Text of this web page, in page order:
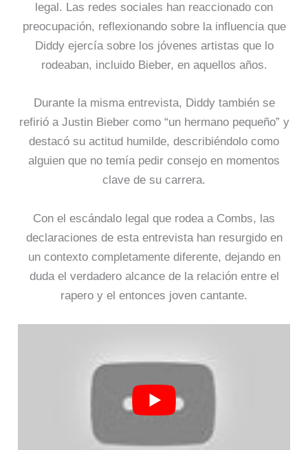
legal. Las redes sociales han reaccionado con
preocupación, reflexionando sobre la influencia que
Diddy ejercía sobre los jóvenes artistas que lo
rodeaban, incluido Bieber, en aquellos años.
Durante la misma entrevista, Diddy también se
refirió a Justin Bieber como “un hermano pequeño” y
destacó su actitud humilde, describiéndolo como
alguien que no temía pedir consejo en momentos
clave de su carrera.
Con el escándalo legal que rodea a Combs, las
declaraciones de esta entrevista han resurgido en
un contexto completamente diferente, dejando en
duda el verdadero alcance de la relación entre el
rapero y el entonces joven cantante.